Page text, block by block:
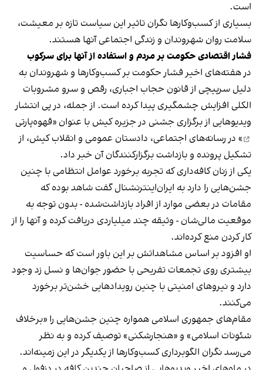
است.
بسیاری از کسب‌وکارها نگران تاثیر این سیاست‌ تازه بر معیشت،
سلامت روان شهروندان و زندگی اجتماعی آنها هستند.
فشار اقتصادی حکومت بر مردم و استفاده از آنها برای سرکوب
در هفته‌های اخیر فشار حکومت بر کسب‌وکارها و شهروندان به
دلیل سرپیچی از قانون حجاب اجباری، رقص و سرو مشروبات
الکلی افزایش چشمگیری پیدا کرده است. از جمله، در پی انتشار
ویدیوهایی از برگزاری جشنی در جزیره کیش با عنوان «قهوه‌پارتی
» در رسانه‌های اجتماعی، دادستان عمومی و انقلاب کیش، از
تشکیل پرونده و بازداشت برگزارکنندگان آن خبر داد.
یکی از زنان کافه‌داری که تجربه برخورد عوامل انتظامی با چنین
جشن‌هایی را دارد به ایران‌اینترنشنال گفت شاهد بوده که
مقامات در بعضی موارد از افراد بازداشت‌‌شده - بدون توجه به
موقعیت مالی‌شان - وثیقه چند میلیاردی دریافت کرده و آنها را از
کار کردن منع کرده‌اند.
او افزود بر اساس مشاهداتش بر این باور است که حساسیت
بیشتری روی تجمعات تفریحی با حضور جوان‌ها و نسل زد وجود
دارد و نیروهای امنیتی با چنین رویدادهایی خشن‌تر برخورد
می‌کنند.
مقام‌های جمهوری اسلامی همواره چنین جشن‌هایی را «برخلاف
شئونات اسلامی» و «هنجارشکنی» توصیف کرده و به نظر
می‌رسد نگران الگوبرداری کسب‌وکارها از یکدیگر در این زمینه‌اند.